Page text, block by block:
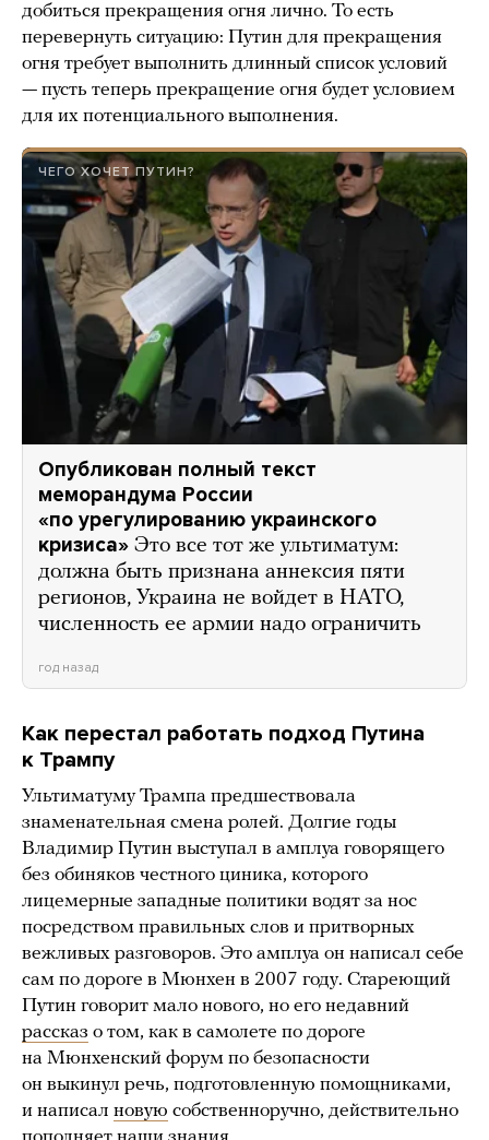
добиться прекращения огня лично. То есть
перевернуть ситуацию: Путин для прекращения
огня требует выполнить длинный список условий
— пусть теперь прекращение огня будет условием
для их потенциального выполнения.
ЧЕГО ХОЧЕТ ПУТИН?
Опубликован полный текст
меморандума России
«по урегулированию украинского
кризиса» Это все тот же ультиматум:
должна быть признана аннексия пяти
регионов, Украина не войдет в НАТО,
численность ее армии надо ограничить
год назад
Как перестал работать подход Путина
к Трампу
Ультиматуму Трампа предшествовала
знаменательная смена ролей. Долгие годы
Владимир Путин выступал в амплуа говорящего
без обиняков честного циника, которого
лицемерные западные политики водят за нос
посредством правильных слов и притворных
вежливых разговоров. Это амплуа он написал себе
сам по дороге в Мюнхен в 2007 году. Стареющий
Путин говорит мало нового, но его недавний
рассказ о том, как в самолете по дороге
на Мюнхенский форум по безопасности
он выкинул речь, подготовленную помощниками,
и написал новую собственноручно, действительно